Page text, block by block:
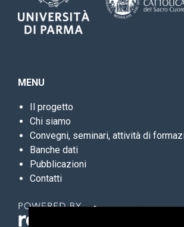
MENU
Il progetto
Chi siamo
Convegni, seminari, attività di
Banche dati
Pubblicazioni
Contatti